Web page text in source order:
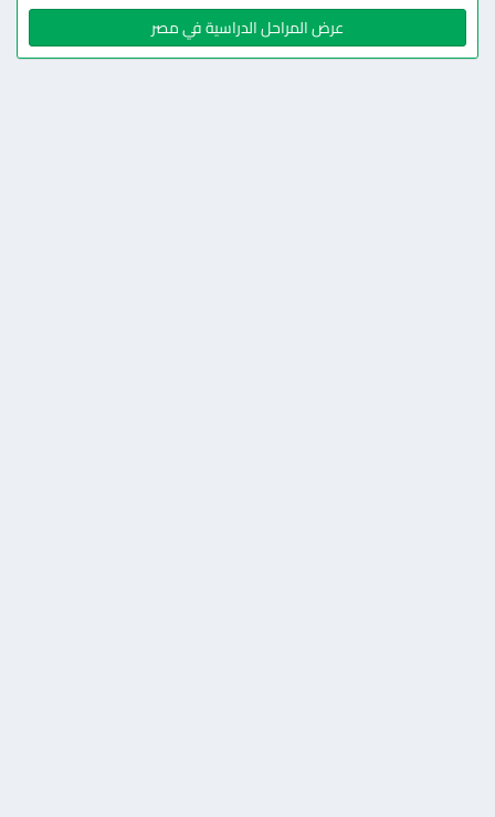
عرض المراحل الدراسية في مصر